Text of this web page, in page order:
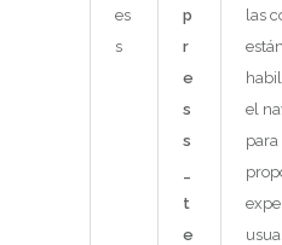
es
s
p
r
e
s
s
t
e
las
están
el
para